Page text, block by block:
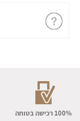
100% רכישה בטוחה